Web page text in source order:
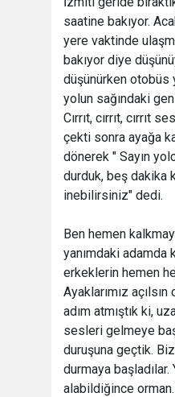
saatine bakıyor.
yere vaktinde
bakıyor diye
düşünürken otobüs
yolun sağındaki
Cırrıt, cırrıt, cırrıt
çekti sonra ayağa
dönerek " Sayın
durduk, beş dakika
inebilirsiniz" dedi.
Ben hemen
yanımdaki adamda
erkeklerin hemen
Ayaklarımız
adım atmıştık ki,
sesleri gelmeye
duruşuna geçtik.
durmaya başladılar.
alabildiğince orman.